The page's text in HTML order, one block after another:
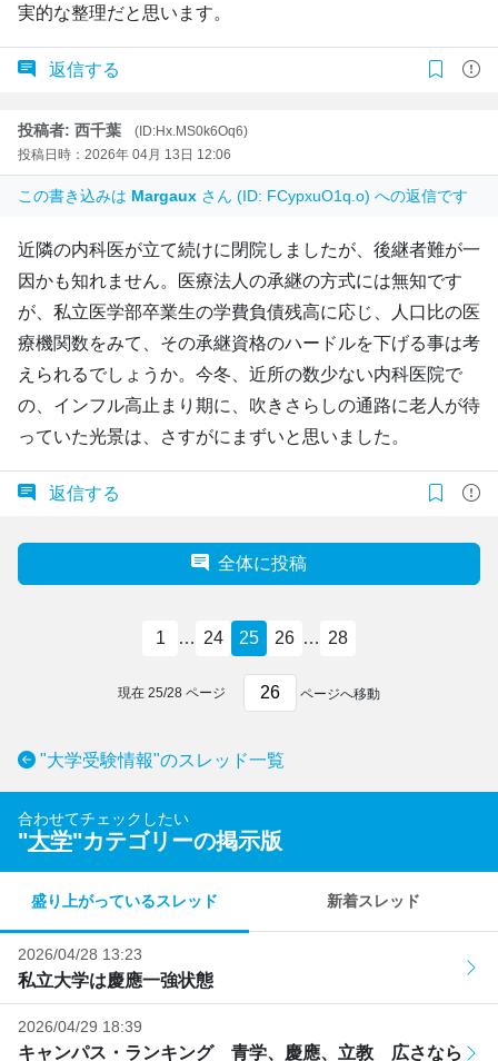
実的な整理だと思います。
返信する
投稿者: 西千葉
(ID:Hx.MS0k6Oq6)
投稿日時：2026年 04月 13日 12:06
この書き込みは Margaux さん (ID: FCypxuO1q.o) への返信です
近隣の内科医が立て続けに閉院しましたが、後継者難が一
因かも知れません。医療法人の承継の方式には無知です
が、私立医学部卒業生の学費負債残高に応じ、人口比の医
療機関数をみて、その承継資格のハードルを下げる事は考
えられるでしょうか。今冬、近所の数少ない内科医院で
の、インフル高止まり期に、吹きさらしの通路に老人が待
っていた光景は、さすがにまずいと思いました。
返信する
全体に投稿
1 … 24 25 26 … 28
現在 25/28 ページ ページへ移動
"大学受験情報"のスレッド一覧
合わせてチェックしたい
"大学"カテゴリーの掲示版
盛り上がっているスレッド 新着スレッド
2026/04/28 13:23
私立大学は慶應一強状態
2026/04/29 18:39
キャンパス・ランキング 青学、慶應、立教 広さなら